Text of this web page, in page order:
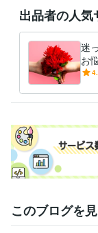
資格・検定
管理栄養士 取得年
食品衛生管理者
得意分野
住まい・美容・生
出品者の人気
迷
お
の
このブログを